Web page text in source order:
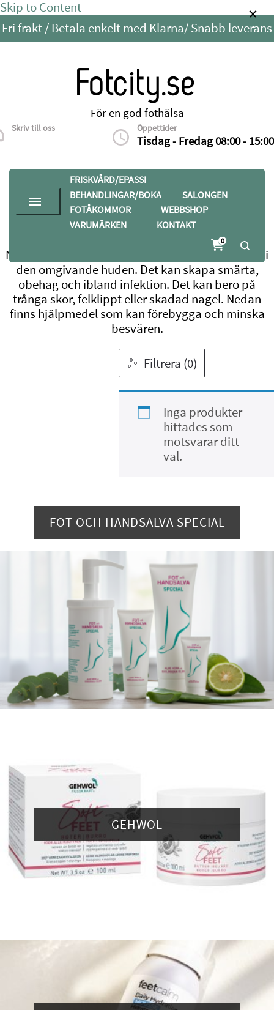
Skip to Content
Fri frakt / Betala enkelt med Klarna/ Snabb leverans
Fotcity.se
För en god fothälsa
Skriv till oss Öppettider
Tisdag - Fredag 08:00 - 15:00
FRISKVÅRD/EPASSI
BEHANDLINGAR/BOKA
SALONGEN
FOTÅKOMMOR
WEBBSHOP
VARUMÄRKEN
KONTAKT
0
Nageltrång uppstår då kanten på nageln växer in i
den omgivande huden. Det kan skapa smärta,
obehag och ibland infektion. Det kan bero på
trånga skor, felklippt eller skadad nagel. Nedan
finns hjälpmedel som kan förebygga och minska
besvären.
Filtrera (0)
Inga produkter
hittades som
motsvarar ditt
val.
FOT OCH HANDSALVA SPECIAL
GEHWOL